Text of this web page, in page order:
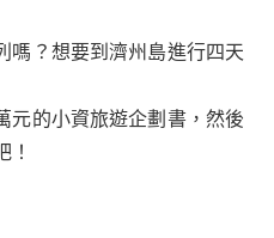
嗎？想要到濟州島進行四天
元的小資旅遊企劃書，然後